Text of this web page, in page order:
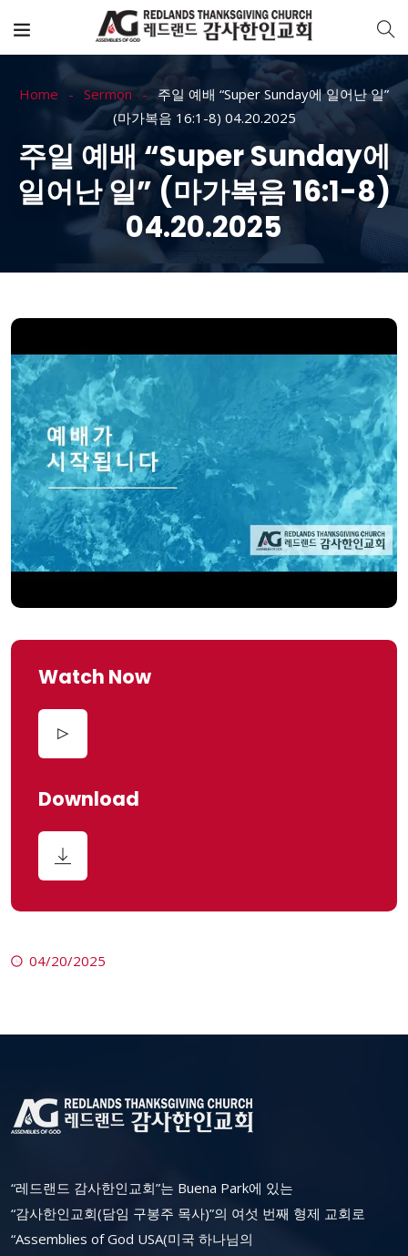
Home Sermon
주일 예배 “Super Sunday에 일어난 일”
(마가복음 16:1-8) 04.20.2025
주일 예배 “Super Sunday에
일어난 일” (마가복음 16:1-8)
04.20.2025
Watch Now
Download
04/20/2025
“레드랜드 감사한인교회”는 Buena Park에 있는
“감사한인교회(담임 구봉주 목사)”의 여섯 번째 형제 교회로
“Assemblies of God USA(미국 하나님의